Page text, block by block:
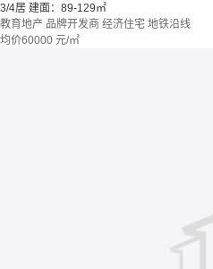
3/4居 建面：89-129㎡
教育地产 品牌开发商 经济住宅 地铁沿线
均价60000 元/㎡